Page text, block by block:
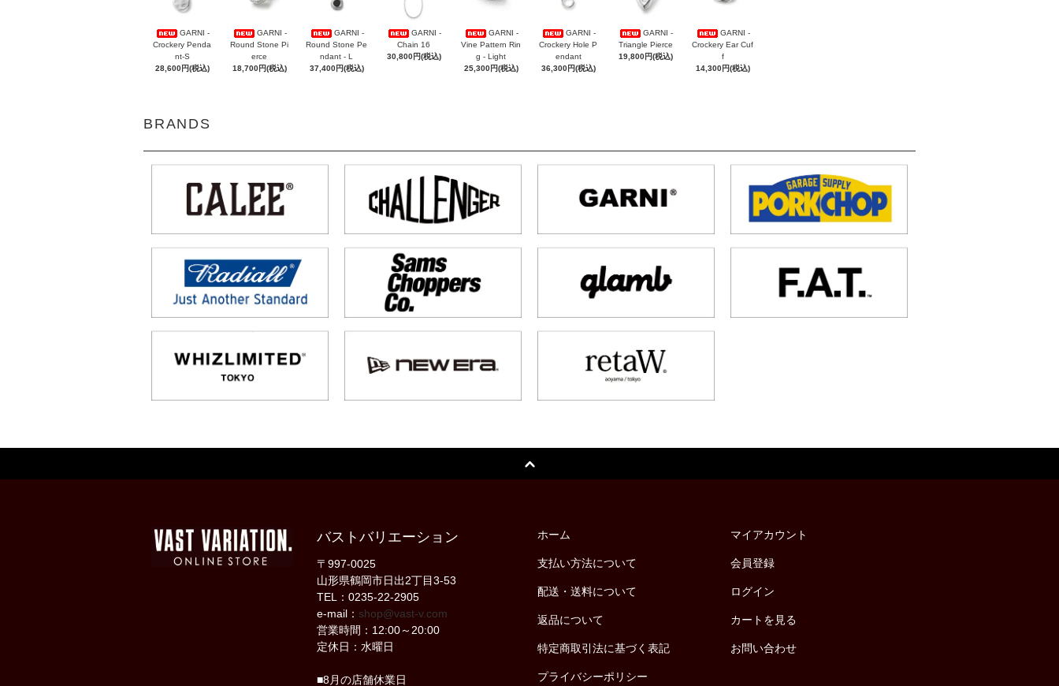
GARNI -
Crockery Penda
nt-S
28,600円(税込)
GARNI -
Round Stone Pi
erce
18,700円(税込)
GARNI -
Round Stone Pe
ndant - L
37,400円(税込)
GARNI -
Chain 16
30,800円(税込)
GARNI -
Vine Pattern Rin
g - Light
25,300円(税込)
GARNI -
Crockery Hole P
endant
36,300円(税込)
GARNI -
Triangle Pierce
19,800円(税込)
GARNI -
Crockery Ear Cuf
f
14,300円(税込)
BRANDS
バストバリエーション
〒997-0025
山形県鶴岡市日出2丁目3-53
TEL：0235-22-2905
e-mail： shop@vast-v.com
営業時間：12:00～20:00
定休日：水曜日
■8月の店舗休業日
ホーム
支払い方法について
配送・送料について
返品について
特定商取引法に基づく表記
プライバシーポリシー
マイアカウント
会員登録
ログイン
カートを見る
お問い合わせ